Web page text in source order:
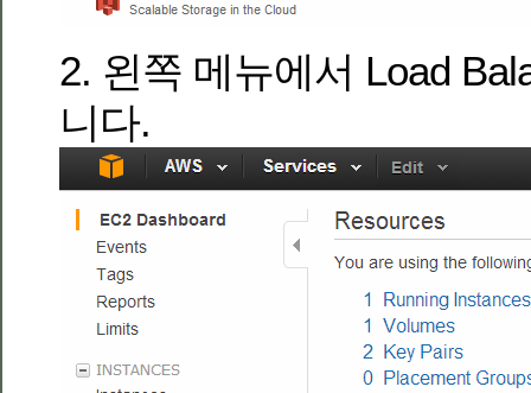
2. 왼쪽 메뉴에서 Load
니다.